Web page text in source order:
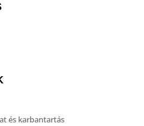
és karbantartás